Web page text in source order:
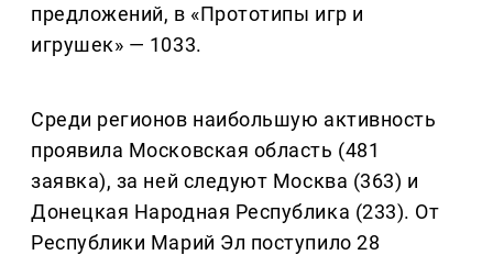
предложений, в «Прототипы игр и
игрушек» — 1033.
Среди регионов наибольшую активность
проявила Московская область (481
заявка), за ней следуют Москва (363) и
Донецкая Народная Республика (233). От
Республики Марий Эл поступило 28